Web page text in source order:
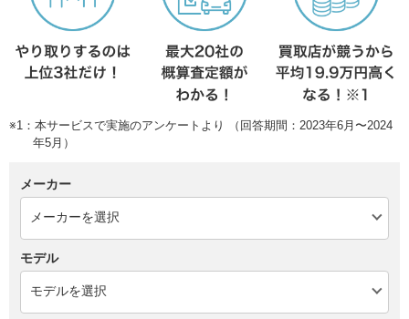
※1：本サービスで実施のアンケートより （回答期間：2023年6月〜2024
年5月）
メーカー
モデル